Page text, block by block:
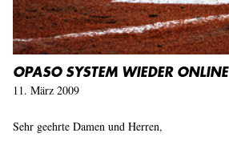
OPASO SYSTEM WIEDER ONLINE
11. März 2009
Sehr geehrte Damen und Herren,